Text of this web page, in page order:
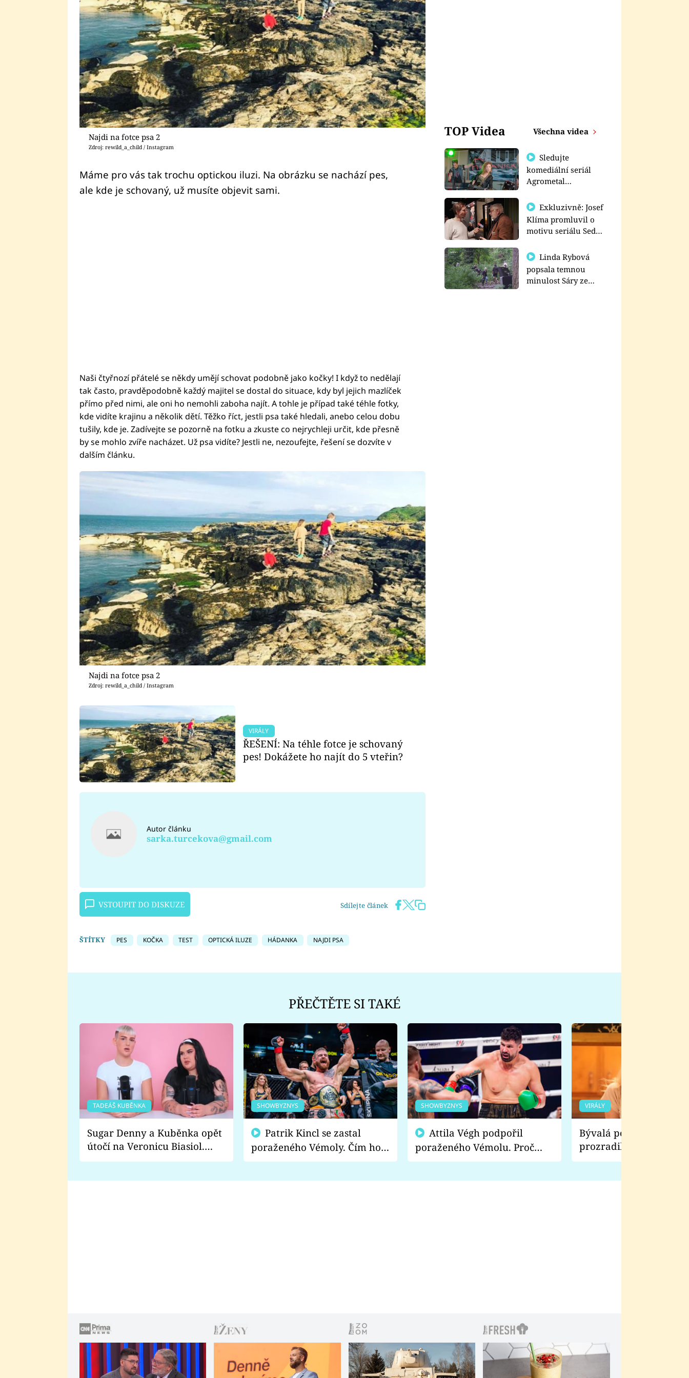
Najdi na fotce psa 2
Zdroj: rewild_a_child / Instagram
Máme pro vás tak trochu optickou iluzi. Na obrázku se nachází pes,
ale kde je schovaný, už musíte objevit sami.
Naši čtyřnozí přátelé se někdy umějí schovat podobně jako kočky! I když to nedělají
tak často, pravděpodobně každý majitel se dostal do situace, kdy byl jejich mazlíček
přímo před nimi, ale oni ho nemohli zaboha najít. A tohle je případ také téhle fotky,
kde vidíte krajinu a několik dětí. Těžko říct, jestli psa také hledali, anebo celou dobu
tušily, kde je. Zadívejte se pozorně na fotku a zkuste co nejrychleji určit, kde přesně
by se mohlo zvíře nacházet. Už psa vidíte? Jestli ne, nezoufejte, řešení se dozvíte v
dalším článku.
Najdi na fotce psa 2
Zdroj: rewild_a_child / Instagram
VIRÁLY
ŘEŠENÍ: Na téhle fotce je schovaný
pes! Dokážete ho najít do 5 vteřin?
Autor článku
sarka.turcekova@gmail.com
VSTOUPIT DO DISKUZE Sdílejte článek
ŠTÍTKY PES KOČKA TEST OPTICKÁ ILUZE HÁDANKA NAJDI PSA
TOP Videa Všechna videa
Sledujte
komediální seriál
Agrometal
prima+
Exkluzivně: Josef
Klíma promluvil o
motivu seriálu Sedm
Linda Rybová
popsala temnou
minulost Sáry ze
PŘEČTĚTE SI TAKÉ
TADEÁŠ KUBĚNKA
Sugar Denny a Kuběnka opět
útočí na Veronicu Biasiol.
Proč je podle nich falešná a
SHOWBYZNYS
poraženého Vémoly. Čím ho
fanoušci naštvali?
SHOWBYZNYS
poraženého Vémolu. Proč
chce raději zápasit s ním než
VIRÁLY
Bývalá pornoherečka
prozradila, co ji
natáčení Euforie.